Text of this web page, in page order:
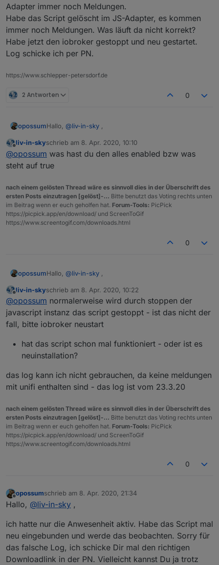
Adapter immer noch Meldungen.
Habe das Script gelöscht im JS-Adapter, es kommen
immer noch Meldungen. Was läuft da nicht korrekt?
Habe jetzt den iobroker gestoppt und neu gestartet.
Log schicke ich per PN.
https://www.schlepper-petersdorf.de
2 Antworten 0
opossumHallo, @liv-in-sky
meine Unifi-Script zeigt mir im Log eine Warnung:
Log sind mehrere Fehlermeldungen. Habe versucht,
das Script abzuschalten, es läuft aber munter weiter.
Zumindest kommen auch nach abschalten im JS-
Adapter immer noch Meldungen.
Habe das Script gelöscht im JS-Adapter, es kommen
Habe jetzt den iobroker gestoppt und neu gestartet.
Offline
liv-in-skyschrieb am 8. Apr. 2020, 10:10
zuletzt editiert von
@opossum was hast du den alles enabled bzw was
steht auf true
nach einem gelösten Thread wäre es sinnvoll dies in der Überschrift des
ersten Posts einzutragen [gelöst]-... Bitte benutzt das Voting rechts unten
im Beitrag wenn er euch geholfen hat. Forum-Tools: PicPick
https://picpick.app/en/download/ und ScreenToGif
https://www.screentogif.com/downloads.html
0
opossumHallo, @liv-in-sky
meine Unifi-Script zeigt mir im Log eine Warnung:
Es sind noch mehr Fehlermeldungen gekommen, im
das Script abzuschalten, es läuft aber munter weiter.
Zumindest kommen auch nach abschalten im JS-
Habe das Script gelöscht im JS-Adapter, es kommen
immer noch Meldungen. Was läuft da nicht korrekt?
Habe jetzt den iobroker gestoppt und neu gestartet.
liv-in-skyschrieb am 8. Apr. 2020, 10:22
zuletzt editiert von
@opossum normalerweise wird durch stoppen der
javascript instanz das script gestoppt - ist das nicht der
fall, bitte iobroker neustart
hat das script schon mal funktioniert - oder ist es
neuinstallation?
das log kann ich nicht gebrauchen, da keine meldungen
mit unifi enthalten sind - das log ist vom 23.3.20
nach einem gelösten Thread wäre es sinnvoll dies in der Überschrift des
ersten Posts einzutragen [gelöst]-... Bitte benutzt das Voting rechts unten
im Beitrag wenn er euch geholfen hat. Forum-Tools: PicPick
https://picpick.app/en/download/ und ScreenToGif
https://www.screentogif.com/downloads.html
0
Offline
opossumschrieb am 8. Apr. 2020, 21:34
zuletzt editiert von
Hallo, @liv-in-sky ,
ich hatte nur die Anwesenheit aktiv. Habe das Script mal
neu eingebunden und werde das beobachten. Sorry für
das falsche Log, ich schicke Dir mal den richtigen
Downloadlink in der PN. Vielleicht kannst Du ja trotz